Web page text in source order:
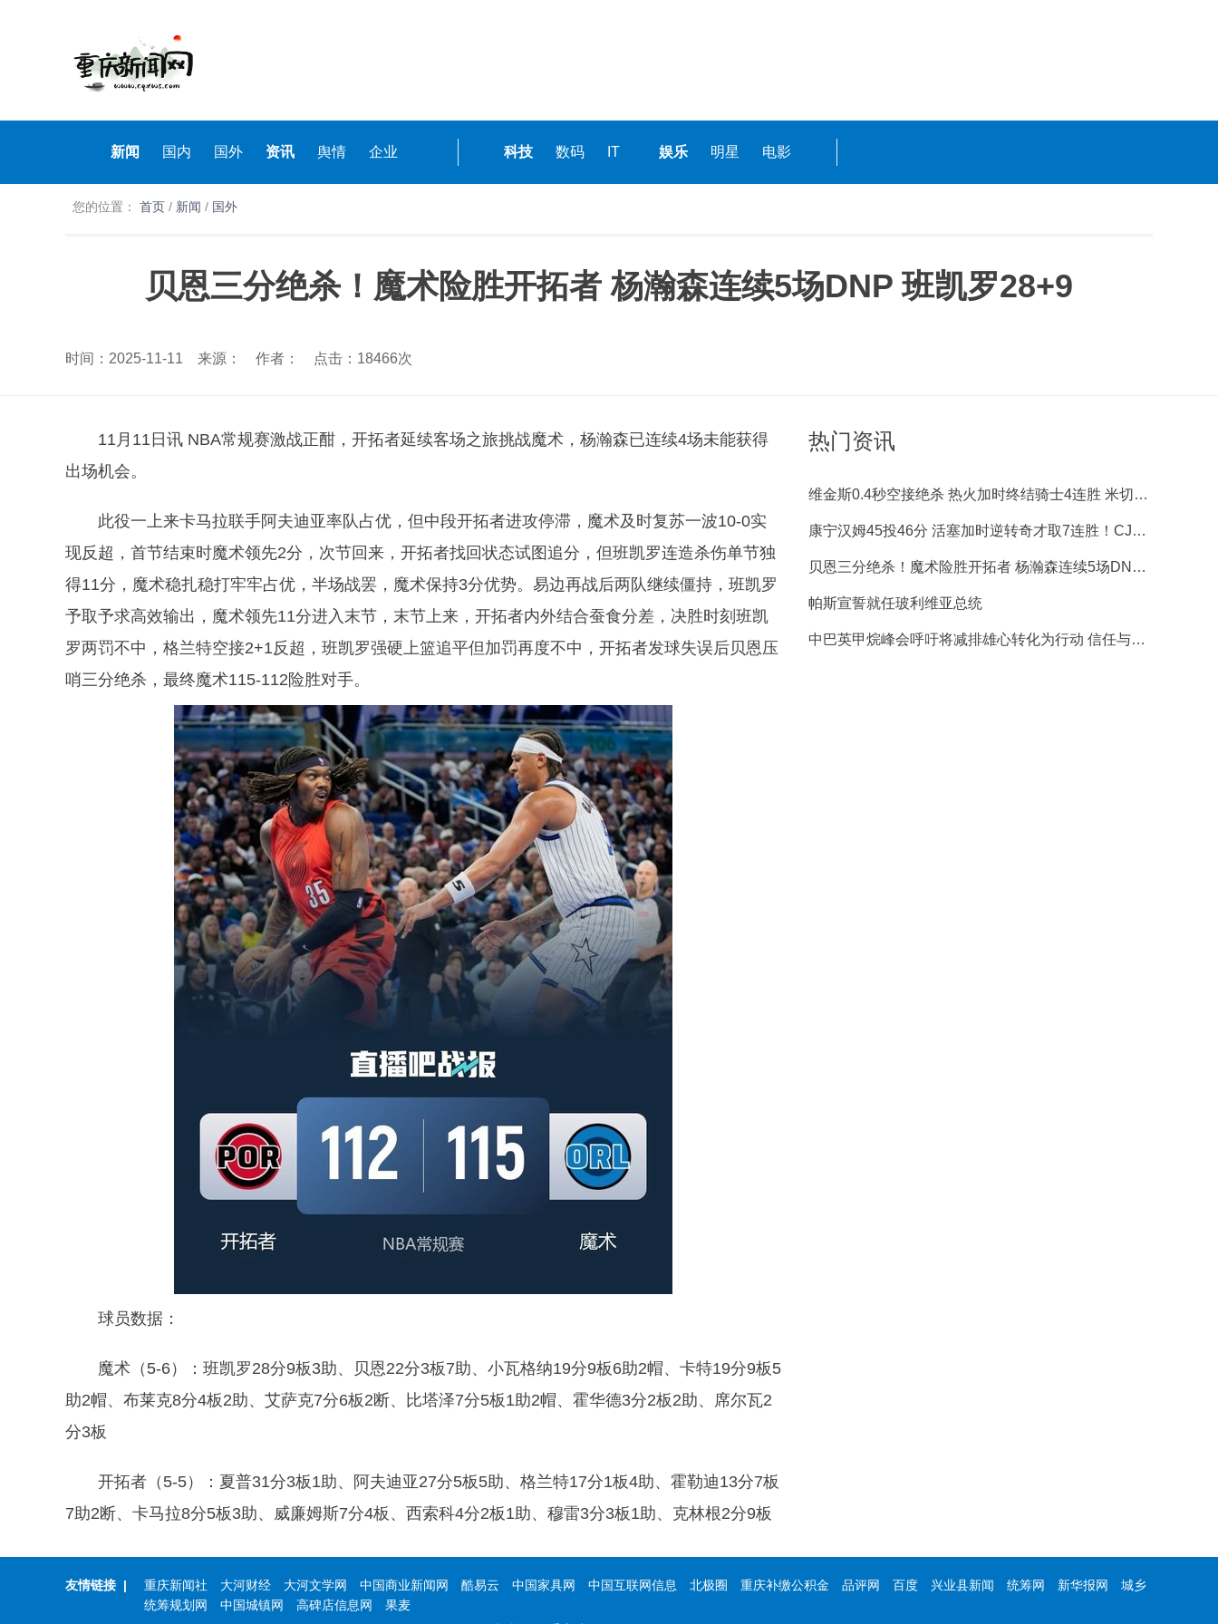
新闻 国内 国外 资讯 舆情 企业 科技 数码 IT 娱乐 明星 电影
您的位置： 首页 / 新闻 / 国外
贝恩三分绝杀！魔术险胜开拓者 杨瀚森连续5场DNP 班凯罗28+9
时间：2025-11-11 来源： 作者： 点击：18466次
11月11日讯 NBA常规赛激战正酣，开拓者延续客场之旅挑战魔术，杨瀚森已连续4场未能获得
出场机会。
此役一上来卡马拉联手阿夫迪亚率队占优，但中段开拓者进攻停滞，魔术及时复苏一波10-0实
现反超，首节结束时魔术领先2分，次节回来，开拓者找回状态试图追分，但班凯罗连造杀伤单节独
得11分，魔术稳扎稳打牢牢占优，半场战罢，魔术保持3分优势。易边再战后两队继续僵持，班凯罗
予取予求高效输出，魔术领先11分进入末节，末节上来，开拓者内外结合蚕食分差，决胜时刻班凯
罗两罚不中，格兰特空接2+1反超，班凯罗强硬上篮追平但加罚再度不中，开拓者发球失误后贝恩压
哨三分绝杀，最终魔术115-112险胜对手。
球员数据：
魔术（5-6）：班凯罗28分9板3助、贝恩22分3板7助、小瓦格纳19分9板6助2帽、卡特19分9板5
助2帽、布莱克8分4板2助、艾萨克7分6板2断、比塔泽7分5板1助2帽、霍华德3分2板2助、席尔瓦2
分3板
开拓者（5-5）：夏普31分3板1助、阿夫迪亚27分5板5助、格兰特17分1板4助、霍勒迪13分7板
7助2断、卡马拉8分5板3助、威廉姆斯7分4板、西索科4分2板1助、穆雷3分3板1助、克林根2分9板
热门资讯
维金斯0.4秒空接绝杀 热火加时终结骑士4连胜 米切尔28+15+8
康宁汉姆45投46分 活塞加时逆转奇才取7连胜！CJ连失绝杀
贝恩三分绝杀！魔术险胜开拓者 杨瀚森连续5场DNP 班凯罗28+9
帕斯宣誓就任玻利维亚总统
中巴英甲烷峰会呼吁将减排雄心转化为行动 信任与合作被视为加速进程基石
友情链接 | 重庆新闻社 大河财经 大河文学网 中国商业新闻网 酷易云 中国家具网 中国互联网信息 北极圈 重庆补缴公积金 品评网 百度 兴业县新闻 统筹网 新华报网
城乡
统筹规划网
中国城镇网 高碑店信息网
果麦